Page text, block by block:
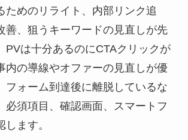
ためのリライト、内部リンク追
善、狙うキーワードの見直しが先
PVは十分あるのにCTAクリックが
内の導線やオファーの見直しが優
フォーム到達後に離脱しているな
必須項目、確認画面、スマートフ
ます。